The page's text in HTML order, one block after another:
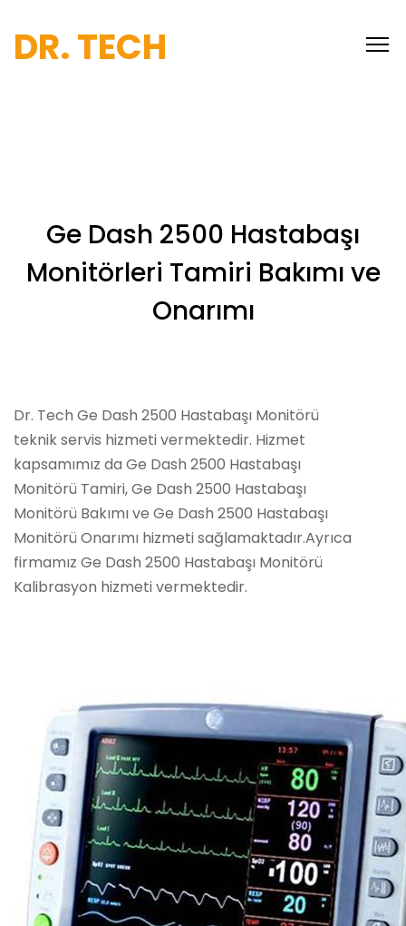
DR. TECH
Ge Dash 2500 Hastabaşı
Monitörleri Tamiri Bakımı ve
Onarımı
Dr. Tech Ge Dash 2500 Hastabaşı Monitörü
teknik servis hizmeti vermektedir. Hizmet
kapsamımız da Ge Dash 2500 Hastabaşı
Monitörü Tamiri, Ge Dash 2500 Hastabaşı
Monitörü Bakımı ve Ge Dash 2500 Hastabaşı
Monitörü Onarımı hizmeti sağlamaktadır.Ayrıca
firmamız Ge Dash 2500 Hastabaşı Monitörü
Kalibrasyon hizmeti vermektedir.